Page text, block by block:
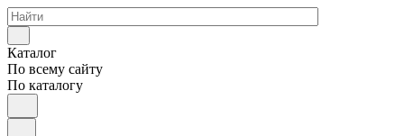
Каталог
По всему сайту
По каталогу